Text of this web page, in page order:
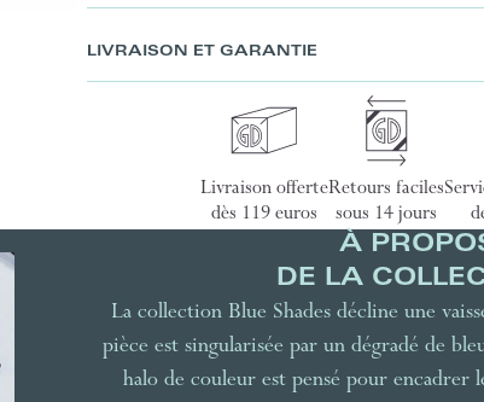
LIVRAISON ET GARANTIE
Livraison offerte
dès 119 euros
Retours faciles
sous 14 jours
À
DE LA
La collection Blue Shades décline une
pièce est singularisée par un dégradé de
halo de couleur est pensé pour encadrer